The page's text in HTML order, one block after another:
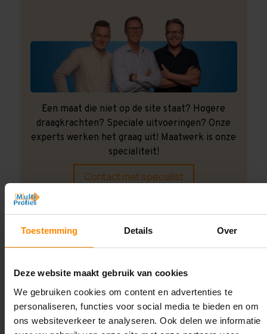
Toestemming Details Over
Deze website maakt gebruik van cookies
We gebruiken cookies om content en advertenties te
personaliseren, functies voor social media te bieden en om
ons websiteverkeer te analyseren. Ook delen we informatie
Een maat die niet op de site staat? Hogere
draagkrachten? Speciale uitvoeringen? Onze
experts werken het graag uit! Maatwerk is onze
specialiteit!
Contact met specialist
Montage uitbesteden?
Laat ons het doen!